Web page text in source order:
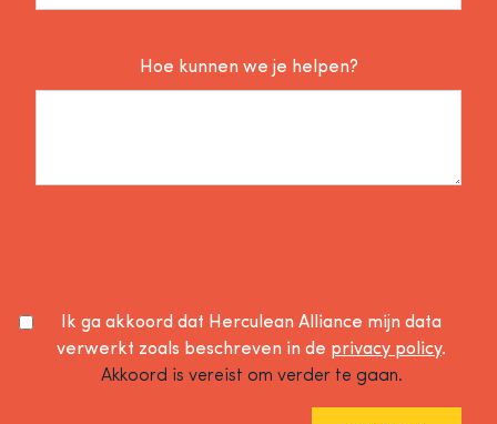
Hoe kunnen we je helpen?
Ik ga akkoord dat Herculean Alliance mijn data
verwerkt zoals beschreven in de privacy policy.
Akkoord is vereist om verder te gaan.